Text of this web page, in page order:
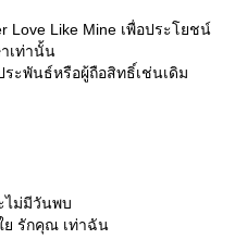
Love Like Mine เพื่อประโยชน์
เท่านั้น
ระพันธ์หรือผู้ถือสิทธิ์เช่นเดิม
ม่มีวันพบ
รักคุณ เท่าฉัน